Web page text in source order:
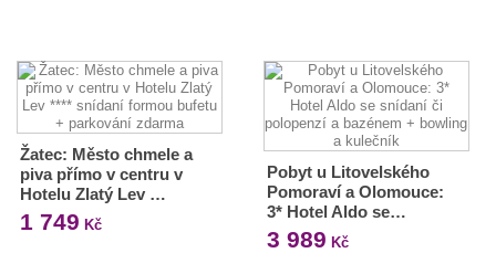
Žatec: Město chmele a
piva přímo v centru v
Hotelu Zlatý Lev …
1 749 Kč
Pobyt u Litovelského
Pomoraví a Olomouce:
3* Hotel Aldo se…
3 989 Kč